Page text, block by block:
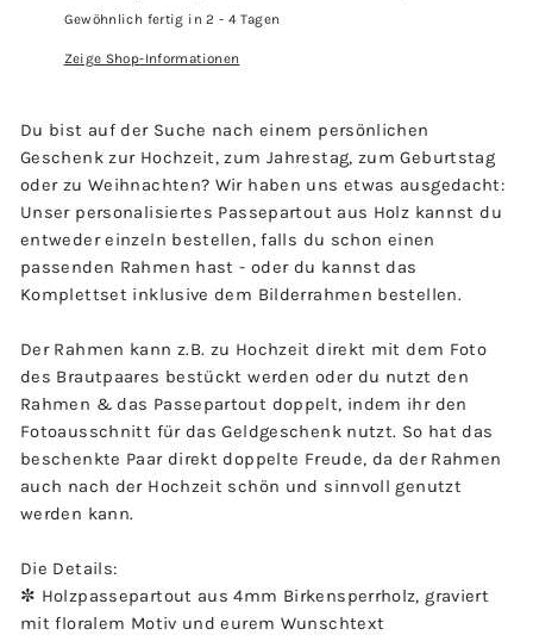
Gewöhnlich fertig in 2 - 4 Tagen
Zeige Shop-Informationen
Du bist auf der Suche nach einem persönlichen
Geschenk zur Hochzeit, zum Jahrestag, zum Geburtstag
oder zu Weihnachten? Wir haben uns etwas ausgedacht:
Unser personalisiertes Passepartout aus Holz kannst du
entweder einzeln bestellen, falls du schon einen
passenden Rahmen hast - oder du kannst das
Komplettset inklusive dem Bilderrahmen bestellen.
Der Rahmen kann z.B. zu Hochzeit direkt mit dem Foto
des Brautpaares bestückt werden oder du nutzt den
Rahmen & das Passepartout doppelt, indem ihr den
Fotoausschnitt für das Geldgeschenk nutzt. So hat das
beschenkte Paar direkt doppelte Freude, da der Rahmen
auch nach der Hochzeit schön und sinnvoll genutzt
werden kann.
Die Details:
✼ Holzpassepartout aus 4mm Birkensperrholz, graviert
mit floralem Motiv und eurem Wunschtext